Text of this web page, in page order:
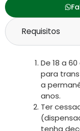
Requisitos
De 18 a
para
a
anos.
Ter
tenha